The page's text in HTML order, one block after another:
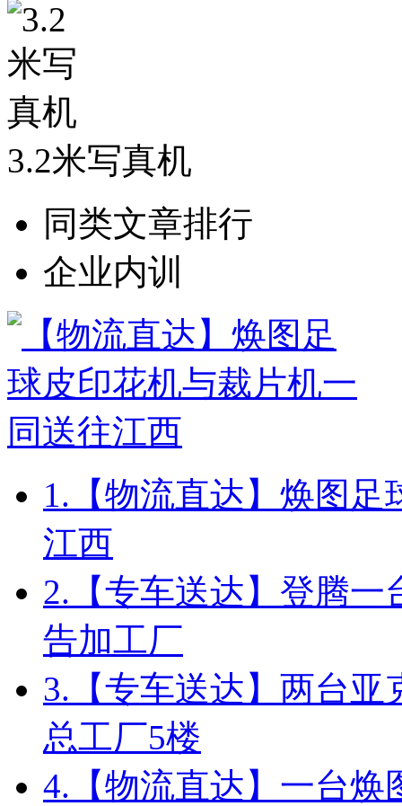
3.2米写真机
同类文章排行
企业内训
1. 【物流直达】焕图
江西
2. 【专车送达】登腾
告加工厂
3. 【专车送达】两台
总工厂5楼
4. 【物流直达】一台